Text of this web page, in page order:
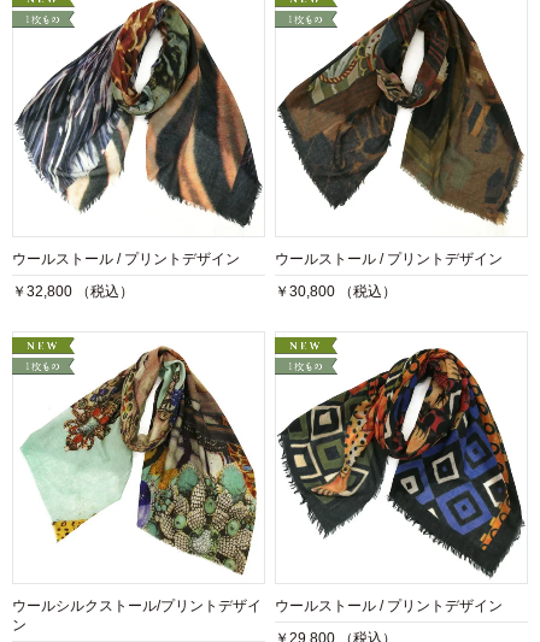
ウールストール / プリントデザイン
￥32,800 （税込）
ウールストール / プリントデザイン
￥30,800 （税込）
ウールシルクストール/プリントデザイ
ン
ウールストール / プリントデザイン
￥29,800 （税込）